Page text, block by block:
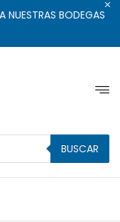
NUESTRAS BODEGAS
BUSCAR